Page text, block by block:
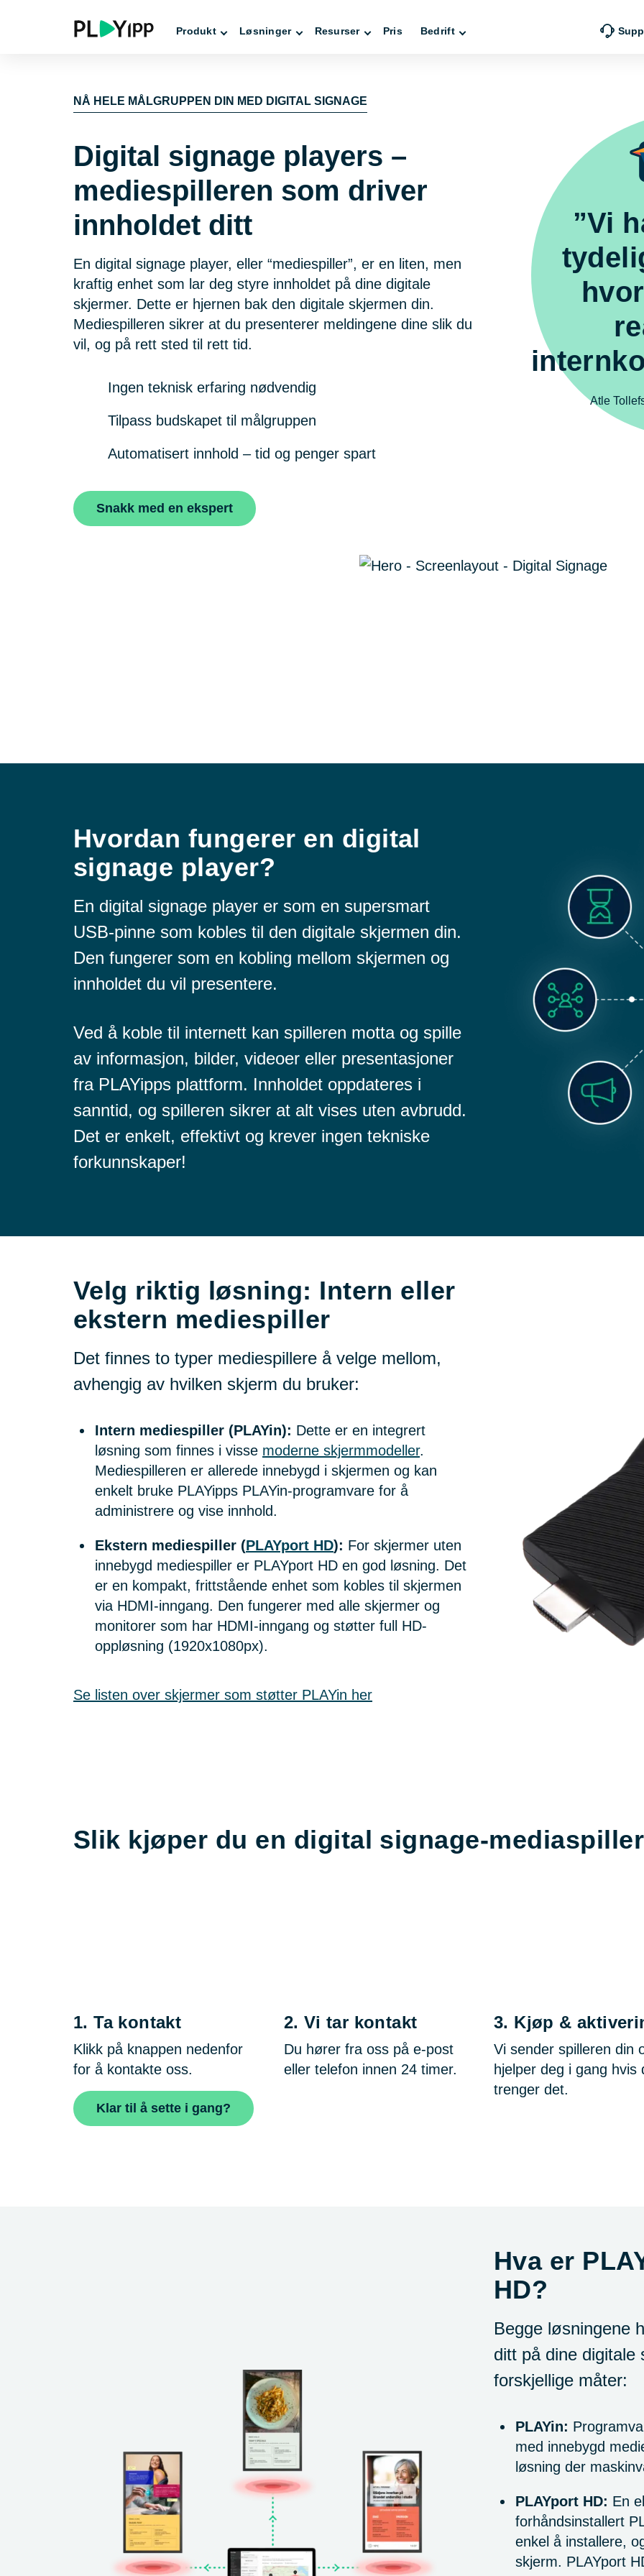
Produkt Løsninger Resurser Pris Bedrift
NÅ HELE MÅLGRUPPEN DIN MED DIGITAL SIGNAGE
Digital signage players –
mediespilleren som driver
innholdet ditt
En digital signage player, eller “mediespiller”, er en liten, men
kraftig enhet som lar deg styre innholdet på dine digitale
skjermer. Dette er hjernen bak den digitale skjermen din.
Mediespilleren sikrer at du presenterer meldingene dine slik du
vil, og på rett sted til rett tid.
Ingen teknisk erfaring nødvendig
Tilpass budskapet til målgruppen
Automatisert innhold – tid og penger spart
Snakk med en ekspert
”Vi
Atle
Hvordan fungerer en digital
signage player?
En digital signage player er som en supersmart
USB-pinne som kobles til den digitale skjermen din.
Den fungerer som en kobling mellom skjermen og
innholdet du vil presentere.
Ved å koble til internett kan spilleren motta og spille
av informasjon, bilder, videoer eller presentasjoner
fra PLAYipps plattform. Innholdet oppdateres i
sanntid, og spilleren sikrer at alt vises uten avbrudd.
Det er enkelt, effektivt og krever ingen tekniske
forkunnskaper!
Velg riktig løsning: Intern eller
ekstern mediespiller
Det finnes to typer mediespillere å velge mellom,
avhengig av hvilken skjerm du bruker:
Intern mediespiller (PLAYin): Dette er en integrert
løsning som finnes i visse moderne skjermmodeller.
Mediespilleren er allerede innebygd i skjermen og kan
enkelt bruke PLAYipps PLAYin-programvare for å
administrere og vise innhold.
Ekstern mediespiller (PLAYport HD): For skjermer uten
innebygd mediespiller er PLAYport HD en god løsning. Det
er en kompakt, frittstående enhet som kobles til skjermen
via HDMI-inngang. Den fungerer med alle skjermer og
monitorer som har HDMI-inngang og støtter full HD-
oppløsning (1920x1080px).
Se listen over skjermer som støtter PLAYin her
Slik kjøper du en digital signage-mediaspiller
1. Ta kontakt
Klikk på knappen nedenfor
for å kontakte oss.
Klar til å sette i gang?
2. Vi tar kontakt
Du hører fra oss på e-post
eller telefon innen 24 timer.
3. Kjøp &
Vi sender spilleren din
hjelper deg i gang hvis
trenger det.
Hva er
HD?
Begge løsningene
ditt på dine digitale
forskjellige måter:
PLAYin:
med innebygd
løsning der
PLAYport HD: En
forhåndsinstallert
enkel å installere,
skjerm. PLAYport